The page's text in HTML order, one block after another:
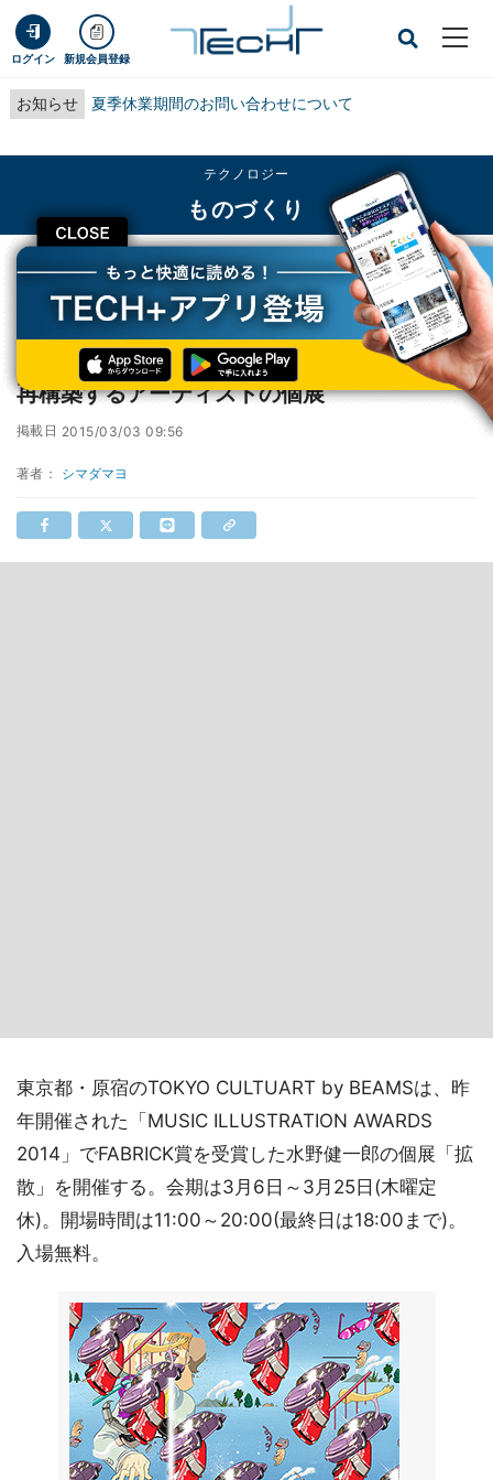
ログイン 新規会員登録
お知らせ 夏季休業期間のお問い合わせについて
CLOSE
テクノロジー
ものづくり
TECH+ テクノロジー
ものづくり
東京都・原宿でTVアニメによる原風景を分解/再構築するアーティストの個展
東京都・原宿でTVアニメによる原風景を分解/
再構築するアーティストの個展
掲載日 2015/03/03 09:56
著者： シマダマヨ
東京都・原宿のTOKYO CULTUART by BEAMSは、昨
年開催された「MUSIC ILLUSTRATION AWARDS
2014」でFABRICK賞を受賞した水野健一郎の個展「拡
散」を開催する。会期は3月6日～3月25日(木曜定
休)。開場時間は11:00～20:00(最終日は18:00まで)。
入場無料。